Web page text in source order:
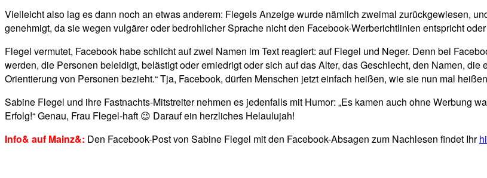
Vielleicht also lag es dann noch an etwas anderem: Flegels Anzeige wurde nämlich zweimal zurückgewiesen,
genehmigt, da sie wegen vulgärer oder bedrohlicher Sprache nicht den Facebook-Werberichtlinien entspricht
Flegel vermutet, Facebook habe schlicht auf zwei Namen im Text reagiert: auf Flegel und Neger. Denn bei
werden, die Personen beleidigt, belästigt oder erniedrigt oder sich auf das Alter, das Geschlecht, den Namen,
Orientierung von Personen bezieht.“ Tja, Facebook, dürfen Menschen jetzt einfach heißen, wie sie nun mal
Sabine Flegel und ihre Fastnachts-Mitstreiter nehmen es jedenfalls mit Humor: „Es kamen auch ohne Werbung
Erfolg!“ Genau, Frau Flegel-haft 😉 Darauf ein herzliches Helaulujah!
Info& auf Mainz&: Den Facebook-Post von Sabine Flegel mit den Facebook-Absagen zum Nachlesen findet Ihr